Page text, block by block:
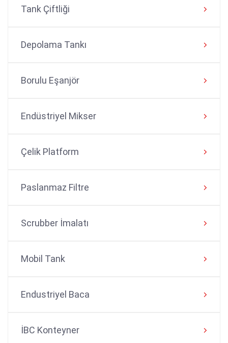
Tank Çiftliği
Depolama Tankı
Borulu Eşanjör
Endüstriyel Mikser
Çelik Platform
Paslanmaz Filtre
Scrubber İmalatı
Mobil Tank
Endustriyel Baca
İBC Konteyner